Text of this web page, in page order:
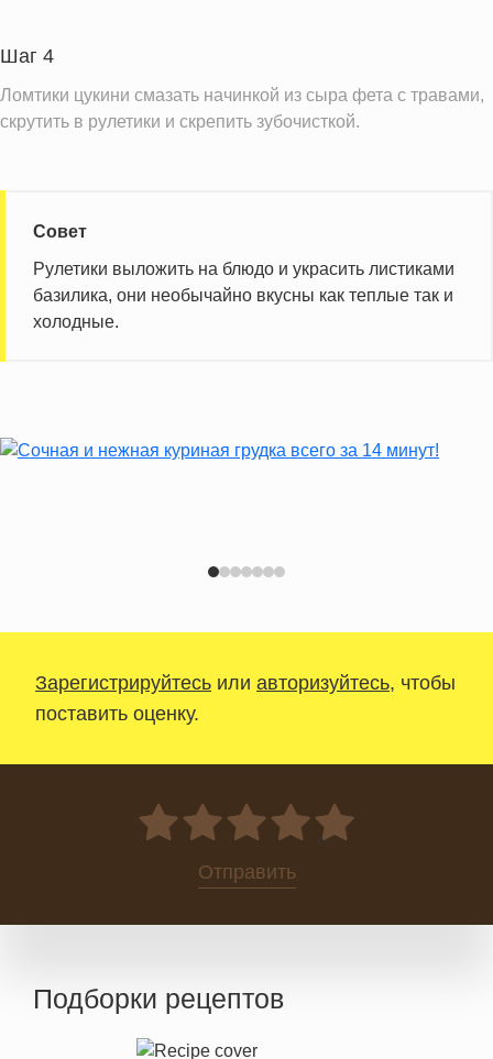
Витамин Е
Насыщенные жиры
4.3 г
Шаг 4
Ломтики цукини смазать начинкой из сыра фета с травами,
скрутить в рулетики и скрепить зубочисткой.
Совет
Рулетики выложить на блюдо и украсить листиками
базилика, они необычайно вкусны как теплые так и
холодные.
Зарегистрируйтесь или авторизуйтесь, чтобы
поставить оценку.
0
Отправить
Подборки рецептов